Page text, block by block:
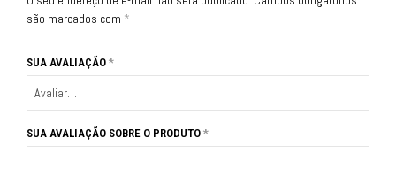
são marcados com *
SUA AVALIAÇÃO *
SUA AVALIAÇÃO SOBRE O PRODUTO *